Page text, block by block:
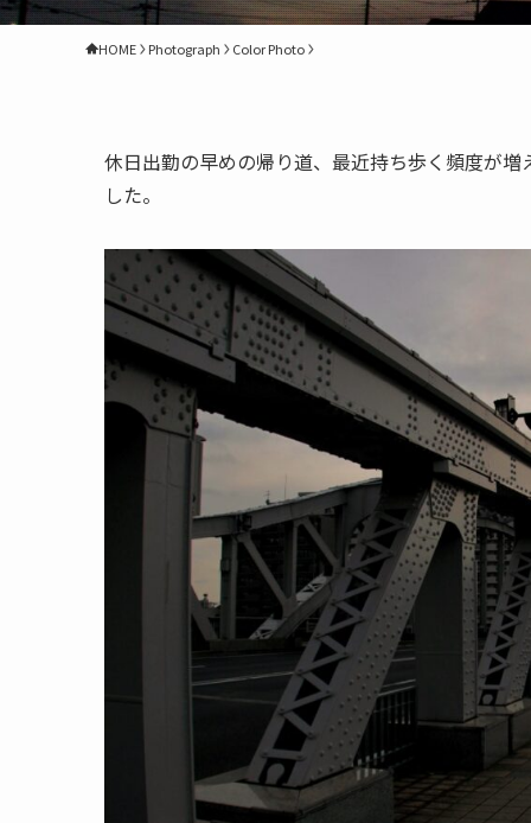
HOME Photograph Color Photo
休日出勤の早めの帰り道、最近持ち歩く頻度が
した。